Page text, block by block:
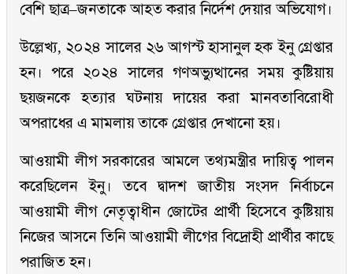
বেশি ছাত্র–জনতাকে আহত করার নির্দেশ দেয়ার অভিযোগ।
উল্লেখ্য, ২০২৪ সালের ২৬ আগস্ট হাসানুল হক ইনু গ্রেপ্তার
হন। পরে ২০২৪ সালের গণঅভ্যুত্থানের সময় কুষ্টিয়ায়
ছয়জনকে হত্যার ঘটনায় দায়ের করা মানবতাবিরোধী
অপরাধের এ মামলায় তাকে গ্রেপ্তার দেখানো হয়।
আওয়ামী লীগ সরকারের আমলে তথ্যমন্ত্রীর দায়িত্ব পালন
করেছিলেন ইনু। তবে দ্বাদশ জাতীয় সংসদ নির্বাচনে
আওয়ামী লীগ নেতৃত্বাধীন জোটের প্রার্থী হিসেবে কুষ্টিয়ায়
নিজের আসনে তিনি আওয়ামী লীগের বিদ্রোহী প্রার্থীর কাছে
পরাজিত হন।